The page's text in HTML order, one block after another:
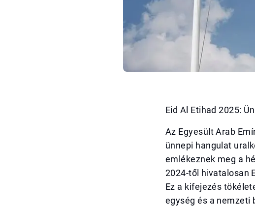
Eid Al Etihad 2025:
Az Egyesült Arab
ünnepi hangulat
emlékeznek meg a
2024-től hivatalosan
Ez a kifejezés
egység és a nemzeti